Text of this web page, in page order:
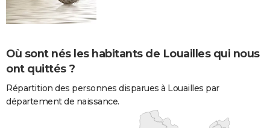
Où sont nés les habitants de Louailles qui nous
ont quittés ?
Répartition des personnes disparues à Louailles par
département de naissance.